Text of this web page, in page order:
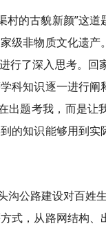
的古貌新颜”这道
级非物质文化遗
了深入思考。回
科知识逐一进行
题考我，而是让
的知识能够用到
公路建设对百姓
式，从路网结构